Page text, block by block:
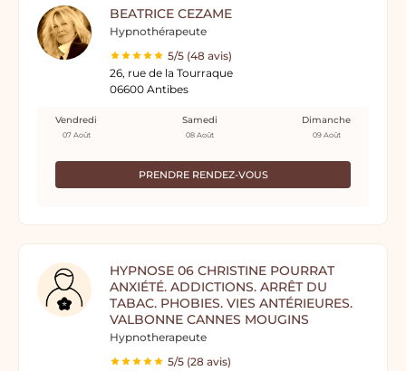
BEATRICE CEZAME
Hypnothérapeute
5/5 (48 avis)
26, rue de la Tourraque
06600 Antibes
PRENDRE RENDEZ-VOUS
Vendredi
07 Août
Samedi
08 Août
Dimanche
09 Août
HYPNOSE 06 CHRISTINE POURRAT
ANXIÉTÉ. ADDICTIONS. ARRÊT DU
TABAC. PHOBIES. VIES ANTÉRIEURES.
VALBONNE CANNES MOUGINS
Hypnotherapeute
5/5 (28 avis)